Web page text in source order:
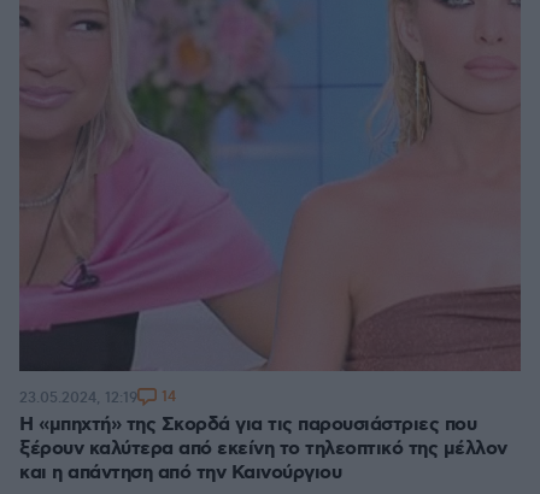
Η «μπηχτή» της Σκορδά για τις παρουσιάστριες που
ξέρουν καλύτερα από εκείνη το τηλεοπτικό της μέλλον
και η απάντηση από την Καινούργιου
23.05.2024, 12:19 14